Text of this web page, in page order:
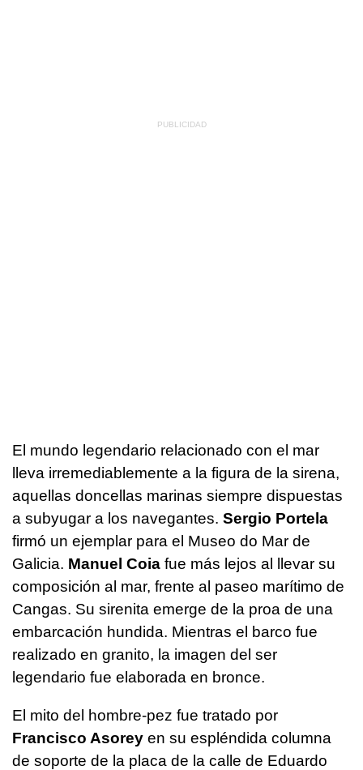
El mundo legendario relacionado con el mar
lleva irremediablemente a la figura de la sirena,
aquellas doncellas marinas siempre dispuestas
a subyugar a los navegantes. Sergio Portela
firmó un ejemplar para el Museo do Mar de
Galicia. Manuel Coia fue más lejos al llevar su
composición al mar, frente al paseo marítimo de
Cangas. Su sirenita emerge de la proa de una
embarcación hundida. Mientras el barco fue
realizado en granito, la imagen del ser
legendario fue elaborada en bronce.
El mito del hombre-pez fue tratado por
Francisco Asorey en su espléndida columna
de soporte de la placa de la calle de Eduardo